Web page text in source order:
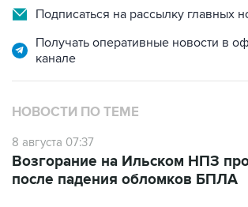
Подписаться на рассылку главных
Получать оперативные новости в
канале
НОВОСТИ ПО ТЕМЕ
8 августа 07:37
Возгорание на Ильском НПЗ
после падения обломков БПЛА